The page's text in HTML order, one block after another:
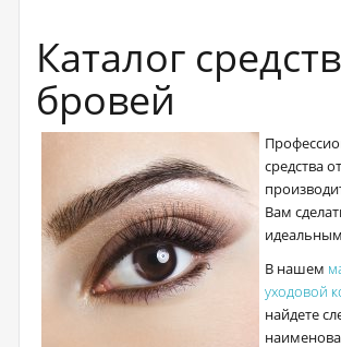
Каталог
бровей
средства
Вам
В нашем
уходовой
найдете